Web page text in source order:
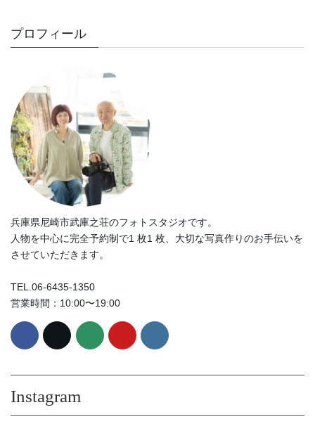
プロフィール
兵庫県尼崎市武庫之荘のフォトスタジオです。
人物を中心に完全予約制で1 枚1 枚、大切な写真作りのお手伝いを
させていただきます。
TEL.06-6435-1350
営業時間：10:00〜19:00
Instagram